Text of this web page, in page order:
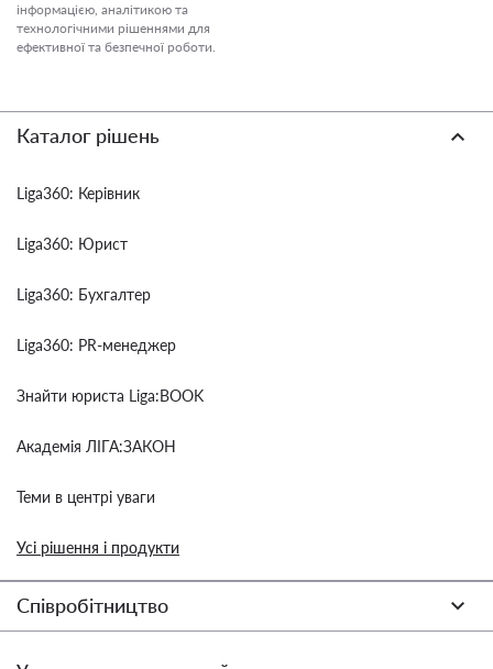
інформацією, аналітикою та
технологічними рішеннями для
ефективної та безпечної роботи.
Каталог рішень
Liga360: Керівник
Liga360: Юрист
Liga360: Бухгалтер
Liga360: PR-менеджер
Знайти юриста Liga:BOOK
Академія ЛІГА:ЗАКОН
Теми в центрі уваги
Усі рішення і продукти
Співробітництво